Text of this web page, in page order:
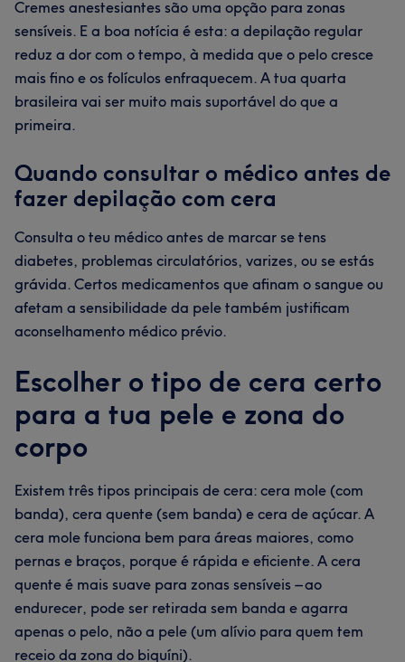
Cremes anestesiantes são uma opção para zonas
sensíveis. E a boa notícia é esta: a depilação regular
reduz a dor com o tempo, à medida que o pelo cresce
mais fino e os folículos enfraquecem. A tua quarta
brasileira vai ser muito mais suportável do que a
primeira.
Quando consultar o médico antes de
fazer depilação com cera
Consulta o teu médico antes de marcar se tens
diabetes, problemas circulatórios, varizes, ou se estás
grávida. Certos medicamentos que afinam o sangue ou
afetam a sensibilidade da pele também justificam
aconselhamento médico prévio.
Escolher o tipo de cera certo
para a tua pele e zona do
corpo
Existem três tipos principais de cera: cera mole (com
banda), cera quente (sem banda) e cera de açúcar. A
cera mole funciona bem para áreas maiores, como
pernas e braços, porque é rápida e eficiente. A cera
quente é mais suave para zonas sensíveis – ao
endurecer, pode ser retirada sem banda e agarra
apenas o pelo, não a pele (um alívio para quem tem
receio da zona do biquíni).